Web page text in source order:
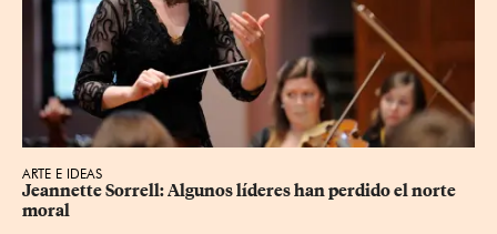
ARTE E IDEAS
Jeannette Sorrell: Algunos líderes han perdido el norte
moral